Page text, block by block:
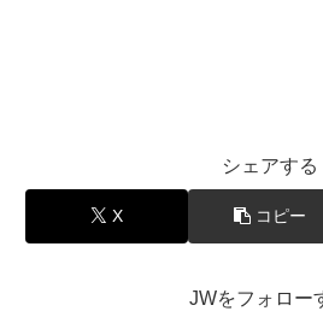
シェアする
X コピー
JWをフォロー